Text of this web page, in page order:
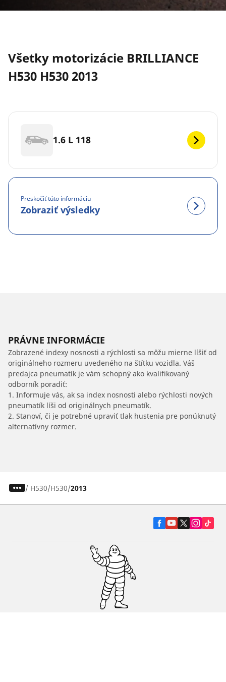
Všetky motorizácie BRILLIANCE
H530 H530 2013
1.6 L 118
Preskočiť túto informáciu
Zobraziť výsledky
PRÁVNE INFORMÁCIE
Zobrazené indexy nosnosti a rýchlosti sa môžu mierne líšiť od
originálneho rozmeru uvedeného na štítku vozidla. Váš
predajca pneumatík je vám schopný ako kvalifikovaný
odborník poradiť:
1. Informuje vás, ak sa index nosnosti alebo rýchlosti nových
pneumatík líši od originálnych pneumatík.
2. Stanoví, či je potrebné upraviť tlak hustenia pre ponúknutý
alternatívny rozmer.
/ H530 H530 2013